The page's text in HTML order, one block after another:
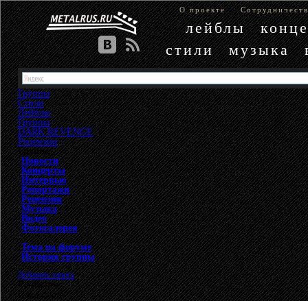
О проекте
лейблы
стили
музыка
Группы
Стили
Лейблы
Группы»
DARK REVENGE»
Рецензии
Группа
Новости
Концерты
Интервью
Репортажи
Рецензии
Музыка
Видео
Фотогалерея
Тема на форуме
История группы
Добавить запись
Рецензии
Пока пусто